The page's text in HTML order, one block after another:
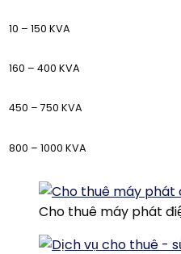
10 – 150 KVA
160 – 400 KVA
450 – 750 KVA
800 – 1000 KVA
Cho thuê máy phát